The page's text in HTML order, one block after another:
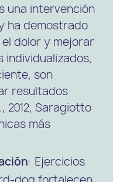
una intervención
ha demostrado
dolor y mejorar
individualizados,
son
resultados
2012; Saragiotto
más
: Ejercicios